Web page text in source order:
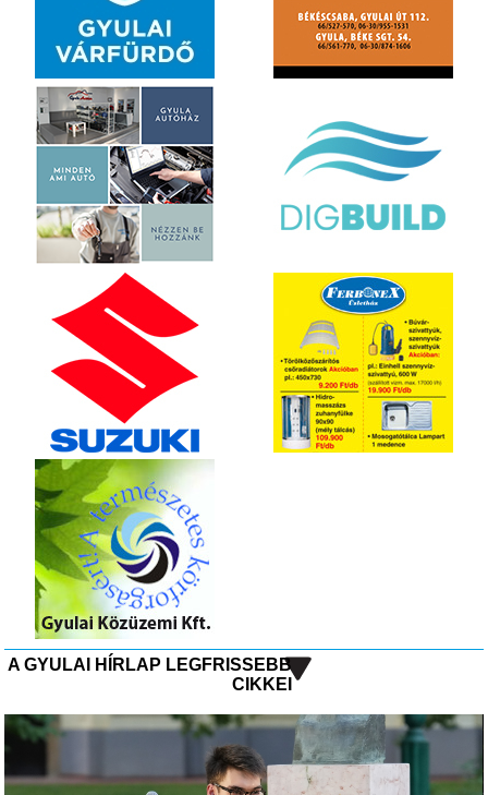
A GYULAI HÍRLAP LEGFRISSEBB
CIKKEI